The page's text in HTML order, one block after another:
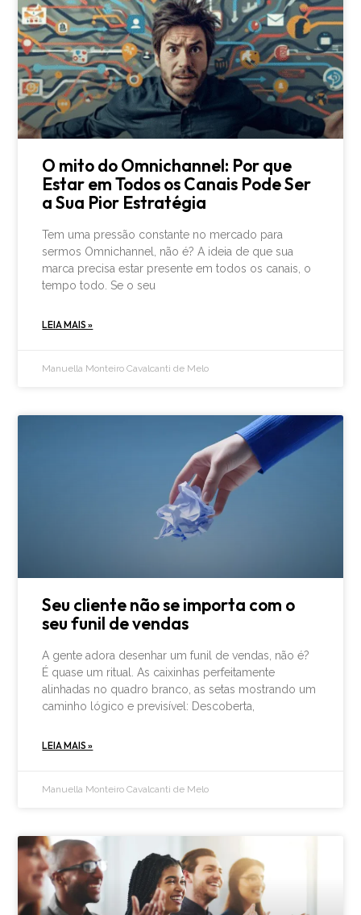
O mito do Omnichannel: Por que
Estar em Todos os Canais Pode Ser
a Sua Pior Estratégia
Tem uma pressão constante no mercado para
sermos Omnichannel, não é? A ideia de que sua
marca precisa estar presente em todos os canais, o
tempo todo. Se o seu
LEIA MAIS »
Manuella Monteiro Cavalcanti de Melo
Seu cliente não se importa com o
seu funil de vendas
A gente adora desenhar um funil de vendas, não é?
É quase um ritual. As caixinhas perfeitamente
alinhadas no quadro branco, as setas mostrando um
caminho lógico e previsível: Descoberta,
LEIA MAIS »
Manuella Monteiro Cavalcanti de Melo